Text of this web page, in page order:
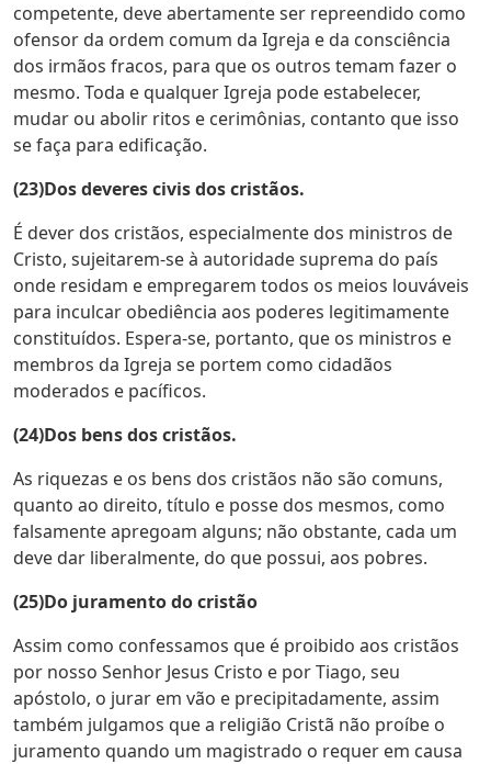
competente, deve abertamente ser repreendido como
ofensor da ordem comum da Igreja e da consciência
dos irmãos fracos, para que os outros temam fazer o
mesmo. Toda e qualquer Igreja pode estabelecer,
mudar ou abolir ritos e cerimônias, contanto que isso
se faça para edificação.
(23)Dos deveres civis dos cristãos.
É dever dos cristãos, especialmente dos ministros de
Cristo, sujeitarem-se à autoridade suprema do país
onde residam e empregarem todos os meios louváveis
para inculcar obediência aos poderes legitimamente
constituídos. Espera-se, portanto, que os ministros e
membros da Igreja se portem como cidadãos
moderados e pacíficos.
(24)Dos bens dos cristãos.
As riquezas e os bens dos cristãos não são comuns,
quanto ao direito, título e posse dos mesmos, como
falsamente apregoam alguns; não obstante, cada um
deve dar liberalmente, do que possui, aos pobres.
(25)Do juramento do cristão
Assim como confessamos que é proibido aos cristãos
por nosso Senhor Jesus Cristo e por Tiago, seu
apóstolo, o jurar em vão e precipitadamente, assim
também julgamos que a religião Cristã não proíbe o
juramento quando um magistrado o requer em causa